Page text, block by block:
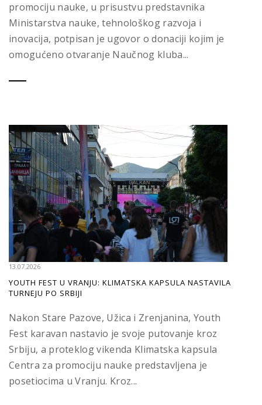
promociju nauke, u prisustvu predstavnika
Ministarstva nauke, tehnološkog razvoja i
inovacija, potpisan je ugovor o donaciji kojim je
omogućeno otvaranje Naučnog kluba...
13.07.2026
YOUTH FEST U VRANJU: KLIMATSKA KAPSULA NASTAVILA
TURNEJU PO SRBIJI
Nakon Stare Pazove, Užica i Zrenjanina, Youth
Fest karavan nastavio je svoje putovanje kroz
Srbiju, a proteklog vikenda Klimatska kapsula
Centra za promociju nauke predstavljena je
posetiocima u Vranju. Kroz...